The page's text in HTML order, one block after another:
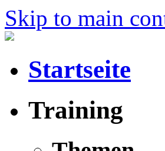
Skip to main
Startseite
Training